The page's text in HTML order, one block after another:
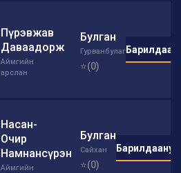
Пүрэвжав
Даваадорж
Аймгийн
арслан
Булган
Гурванбулаг
⭐(0)
Насан-
Очир
Намнансүрэн
Аймгийн
Булган
Сайхан
⭐(0)